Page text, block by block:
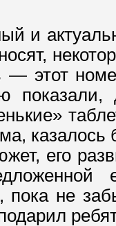
и
— этот
его
пока не